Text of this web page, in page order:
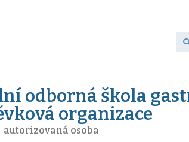
odborná škola
organizace
autorizovaná osoba